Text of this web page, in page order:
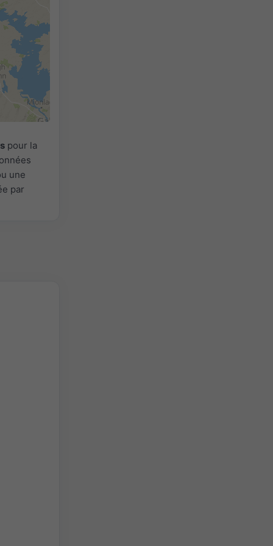
pour la
une
par